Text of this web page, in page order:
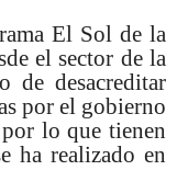
El Sol de la
el sector de la
de desacreditar
por el gobierno
lo que tienen
ha realizado en